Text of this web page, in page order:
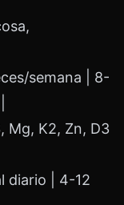
semana | 8-
Mg, K2, Zn, D3
diario | 4-12